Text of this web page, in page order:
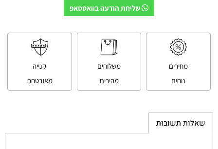
שליחת הודעה בוואטסאפ
מחירים
נוחים
משלוחים
מהירים
קנייה
מאובטחת
שאלות תשובות